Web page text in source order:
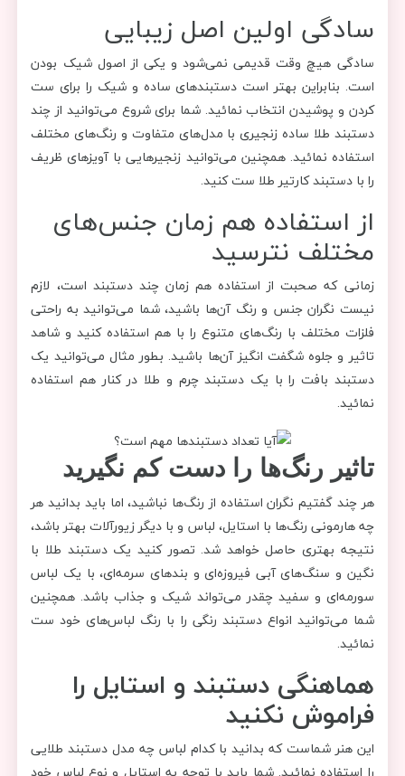
سادگی اولین اصل زیبایی
سادگی هیچ وقت قدیمی نمی‌شود و یکی از اصول شیک بودن
است. بنابراین بهتر است دستبندهای ساده و شیک را برای ست
کردن و پوشیدن انتخاب نمائید. شما برای شروع می‌توانید از چند
دستبند طلا ساده زنجیری با مدل‌های متفاوت و رنگ‌های مختلف
استفاده نمائید. همچنین می‌توانید زنجیرهایی با آویزهای ظریف
را با دستبند کارتیر طلا ست کنید.
از استفاده هم زمان جنس‌های
مختلف نترسید
زمانی که صحبت از استفاده هم زمان چند دستبند است، لازم
نیست نگران جنس و رنگ آن‌ها باشید، شما می‌توانید به راحتی
فلزات مختلف با رنگ‌های متنوع را با هم استفاده کنید و شاهد
تاثیر و جلوه شگفت انگیز آن‌ها باشید. بطور مثال می‌توانید یک
دستبند بافت را با یک دستبند چرم و طلا در کنار هم استفاده
نمائید.
تاثیر رنگ‌ها را دست کم نگیرید
هر چند گفتیم نگران استفاده از رنگ‌ها نباشید، اما باید بدانید هر
چه هارمونی رنگ‌ها با استایل، لباس و با دیگر زیورآلات بهتر باشد،
نتیجه بهتری حاصل خواهد شد. تصور کنید یک دستبند طلا با
نگین و سنگ‌های آبی فیروزه‌ای و بندهای سرمه‌ای، با یک لباس
سورمه‌ای و سفید چقدر می‌تواند شیک و جذاب باشد. همچنین
شما می‌توانید انواع دستبند رنگی را با رنگ لباس‌های خود ست
نمائید.
هماهنگی دستبند و استایل را
فراموش نکنید
این هنر شماست که بدانید با کدام لباس چه مدل دستبند طلایی